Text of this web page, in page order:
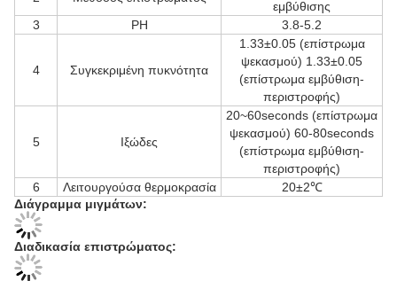
εμβύθισης
3
PH 3.8-5.2
4 Συγκεκριμένη πυκνότητα
1.33±0.05 (επίστρωμα
ψεκασμού) 1.33±0.05
(επίστρωμα εμβύθιση-
περιστροφής)
5 Ιξώδες
20~60seconds (επίστρωμα
ψεκασμού) 60-80seconds
(επίστρωμα εμβύθιση-
περιστροφής)
6
Λειτουργούσα θερμοκρασία
20±2℃
Διάγραμμα μιγμάτων:
Διαδικασία επιστρώματος: